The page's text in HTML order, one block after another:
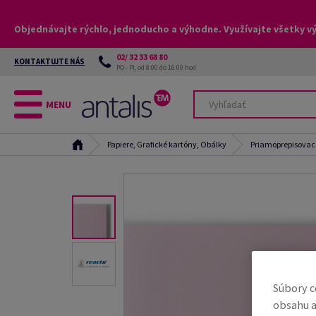
Objednávajte rýchlo, jednoducho a výhodne. Využívajte všetky
KONTAKTUJTE NÁS 02/ 32 33 68 80
PO - PI, od 8:00 do 16:00 hod
MENU
Papiere, Grafické kartóny, Obálky
Súbory
obsahu